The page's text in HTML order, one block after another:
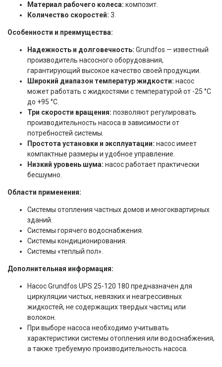
Материал рабочего колеса: композит.
Количество скоростей: 3.
Особенности и преимущества:
Надежность и долговечность: Grundfos — известный
производитель насосного оборудования,
гарантирующий высокое качество своей продукции.
Широкий диапазон температур жидкости: насос
может работать с жидкостями с температурой от -25 °C
до +95 °C.
Три скорости вращения: позволяют регулировать
производительность насоса в зависимости от
потребностей системы.
Простота установки и эксплуатации: насос имеет
компактные размеры и удобное управление.
Низкий уровень шума: насос работает практически
бесшумно.
Области применения:
Системы отопления частных домов и многоквартирных
зданий.
Системы горячего водоснабжения.
Системы кондиционирования.
Системы «теплый пол».
Дополнительная информация:
Насос Grundfos UPS 25-120 180 предназначен для
циркуляции чистых, невязких и неагрессивных
жидкостей, не содержащих твердых частиц или
волокон.
При выборе насоса необходимо учитывать
характеристики системы отопления или водоснабжения,
а также требуемую производительность насоса.